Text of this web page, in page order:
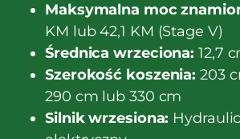
Maksymalna moc
KM lub 42,1 KM (Stage V)
Średnica wrzeciona: 12,7
Szerokość koszenia: 203
290 cm lub 330 cm
Silnik wrzesiona: